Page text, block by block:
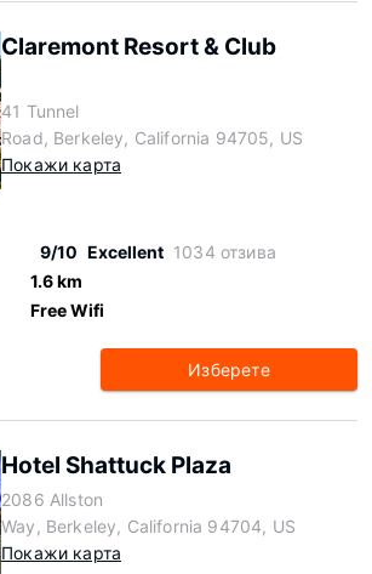
Claremont Resort & Club
41 Tunnel
Road, Berkeley, California 94705, US
Покажи карта
9/10 Excellent 1034 отзива
1.6 km
Free Wifi
Изберете
Hotel Shattuck Plaza
2086 Allston
Way, Berkeley, California 94704, US
Покажи карта